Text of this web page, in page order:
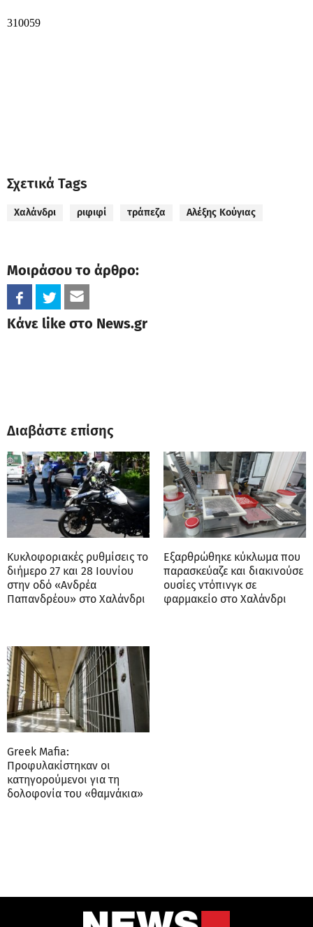
Σχετικά Tags
Χαλάνδρι ριφιφί τράπεζα Αλέξης Κούγιας
Μοιράσου το άρθρο:
Κάνε like στο News.gr
Διαβάστε επίσης
Κυκλοφοριακές ρυθμίσεις το
διήμερο 27 και 28 Ιουνίου
στην οδό «Ανδρέα
Παπανδρέου» στο Χαλάνδρι
Εξαρθρώθηκε κύκλωμα που
παρασκεύαζε και διακινούσε
ουσίες ντόπινγκ σε
φαρμακείο στο Χαλάνδρι
Greek Mafia:
Προφυλακίστηκαν οι
κατηγορούμενοι για τη
δολοφονία του «θαμνάκια»